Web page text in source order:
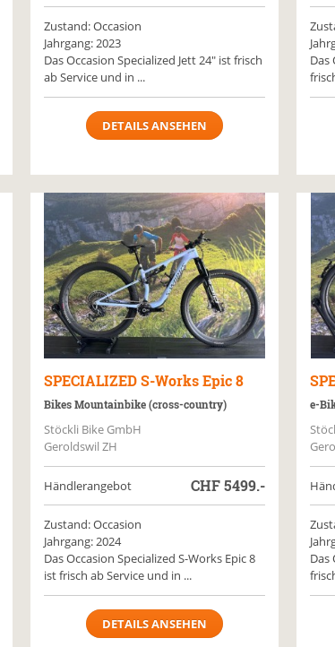
Zustand: Occasion
Jahrgang: 2023
Das Occasion Specialized Jett 24" ist frisch
ab Service und in ...
DETAILS ANSEHEN
Das
SPECIALIZED S-Works Epic 8
Bikes Mountainbike (cross-country)
Stöckli Bike GmbH
Geroldswil ZH
Händlerangebot CHF5499.-
Zustand: Occasion
Jahrgang: 2024
Das Occasion Specialized S-Works Epic 8
ist frisch ab Service und in ...
DETAILS ANSEHEN
e-
Das